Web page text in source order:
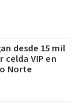
desde 15 mil
celda VIP en
Norte